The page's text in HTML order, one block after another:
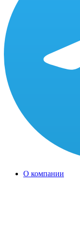
О компании